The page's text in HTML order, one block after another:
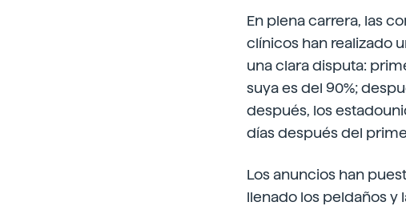
En plena carrera, las
clínicos han realizado
una clara disputa:
suya es del 90%;
después, los
días después del
Los anuncios han
llenado los peldaños y